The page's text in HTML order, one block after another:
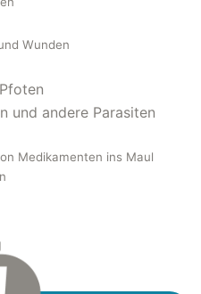
Wunden
und andere Parasiten
Medikamenten ins Maul